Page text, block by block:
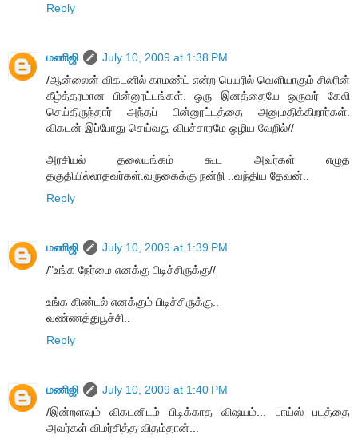
Reply
மணிஜி
July 10, 2009 at 1:38 PM
/ஆன்லைன் விகடனில் காமண்ட் என்ற பெயரில் வெளியாகும் சிலரின்
கீழ்த்தரமான பின்னூட்டங்கள். ஒரு இனத்தையே ஒருவர் கேலி
செய்திருந்தார் அந்தப் பின்னூட்டத்தை அனுமதிக்கிறார்கள்.
விகடன் இப்போது செய்வது விபச்சாரமே ஒழிய வேறில்//
அரசியல் தலையங்கம் கூட அவர்கள் எழுத
தகுதியில்லாதவர்கள்.வருகைக்கு நன்றி ..வந்திய தேவன்..
Reply
மணிஜி
July 10, 2009 at 1:39 PM
/"உங்க நேர்மை எனக்கு பிடிச்சிருக்கு//
உங்க கிண்டல் எனக்கும் பிடிச்சிருக்கு..
வண்ணத்துபூச்சி..
Reply
மணிஜி
July 10, 2009 at 1:40 PM
/இன்றளவும் விகடனிடம் பிடிக்காத விஷயம்... பாய்ஸ் படத்தை
அவர்கள் விமர்சித்த விதம்தான்...